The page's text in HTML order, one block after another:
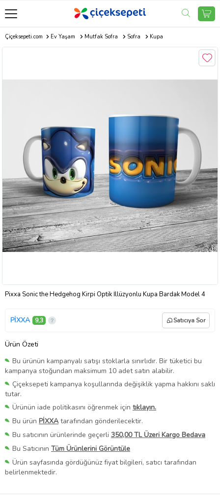
Çiçeksepeti.com Ev Yaşam Mutfak Sofra Sofra Kupa
Pixxa Sonic the Hedgehog Kirpi Optik İllüzyonlu Kupa Bardak Model 4
PİXXA 9,3 Satıcıya Sor
Ürün Özeti
Bu ürünün kampanyalı satışı stoklarla sınırlıdır. Bir tüketici bu
kampanya stoğundan maksimum 10 adet satın alabilir.
Çiçeksepeti kampanya koşullarında değişiklik yapma hakkını saklı
tutar.
Ürünün iade politikasını öğrenmek için tıklayın.
Bu ürün PİXXAtarafından gönderilecektir.
Bu satıcının ürünlerinde geçerli 350,00 TL Üzeri Kargo Bedava
Bu Satıcının Tüm Ürünlerini Görüntüle
Ürün sayfasında gördüğünüz fiyat bilgileri, satıcı tarafından
belirlenmektedir.